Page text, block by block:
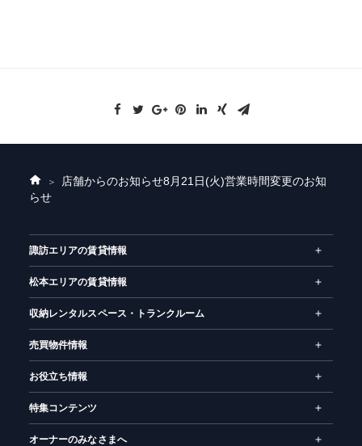
ホ
ー
店舗からのお知らせ8月21日(火)営業時間変更のお知
らせ
諏訪エリアの賃貸情報
松本エリアの賃貸情報
収納レンタルスペース・トランクルーム
売買物件情報
お役立ち情報
特集コンテンツ
オーナーのみなさまへ